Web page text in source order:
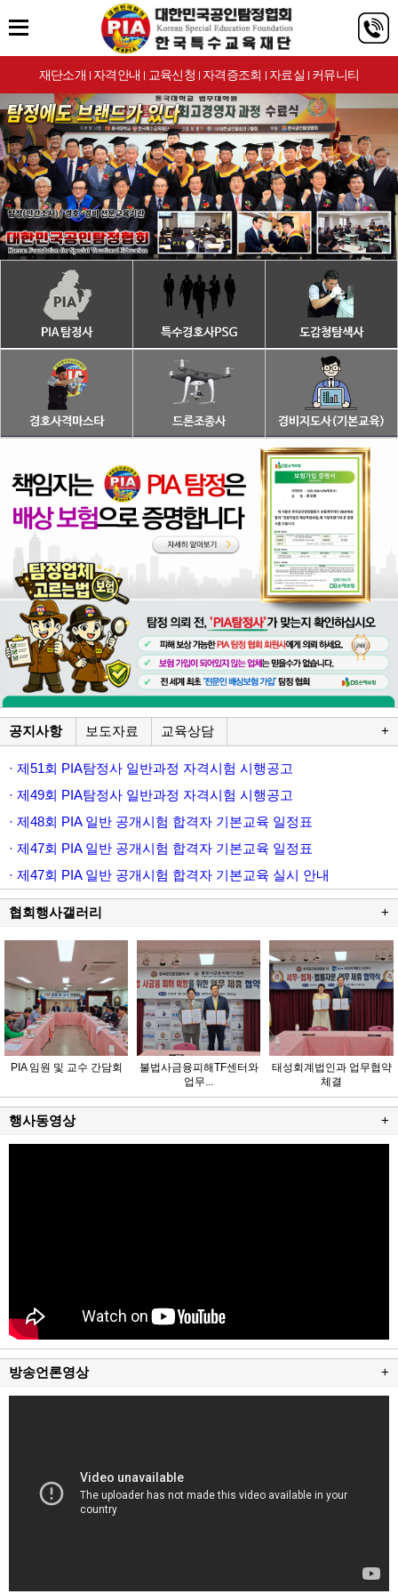
재단소개 | 자격안내 | 교육신청 | 자격증조회 | 자료실 | 커뮤니티
공지사항 보도자료 교육상담 +
· 제51회 PIA탐정사 일반과정 자격시험 시행공고
· 제49회 PIA탐정사 일반과정 자격시험 시행공고
· 제48회 PIA 일반 공개시험 합격자 기본교육 일정표
· 제47회 PIA 일반 공개시험 합격자 기본교육 일정표
· 제47회 PIA 일반 공개시험 합격자 기본교육 실시 안내
협회행사갤러리 +
PIA 임원 및 교수 간담회
불법사금융피해TF센터와
업무...
태성회계법인과 업무협약
체결
행사동영상 +
방송언론영상 +